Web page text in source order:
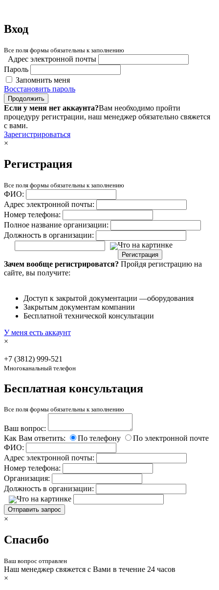
Вход
Все поля формы обязательны к заполнению
Адрес электронной почты
Пароль
Запомнить меня
Восстановить пароль
Продолжить
Если у меня нет аккаунта?Вам необходимо пройти
процедуру регистрации, наш менеджер обязательно свяжется
с вами.
Зарегистрироваться
×
Регистрация
Все поля формы обязательны к заполнению
ФИО:
Адрес электронной почты:
Номер телефона:
Полное название организации:
Должность в организации:
Что на картинке
Регистрация
Зачем вообще регистрироватся? Пройдя регистрацию на
сайте, вы получите:
Доступ к закрытой документации —оборудования
Закрытым документам компании
Бесплатной технической консультации
У меня есть аккаунт
×
+7 (3812) 999-521
Многоканальный телефон
Бесплатная консультация
Все поля формы обязательны к заполнению
Ваш вопрос:
Как Вам ответить:
По телефону
По электронной почте
ФИО:
Адрес электронной почты:
Номер телефона:
Организация:
Должность в организации:
Что на картинке
Отправить запрос
×
Спасибо
Ваш вопрос отправлен
Наш менеджер свяжется с Вами в течение 24 часов
×